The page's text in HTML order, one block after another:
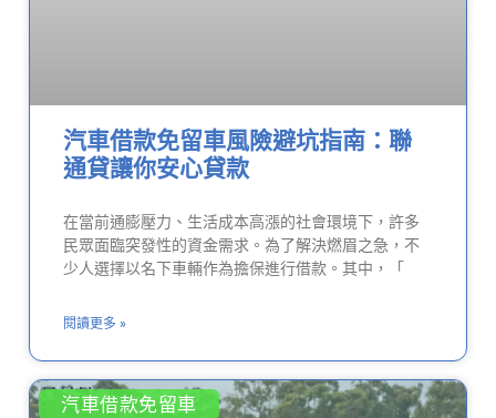
汽車借款免留車風險避坑指南：聯
通貸讓你安心貸款
在當前通膨壓力、生活成本高漲的社會環境下，許多
民眾面臨突發性的資金需求。為了解決燃眉之急，不
少人選擇以名下車輛作為擔保進行借款。其中，「
閱讀更多 »
汽車借款免留車